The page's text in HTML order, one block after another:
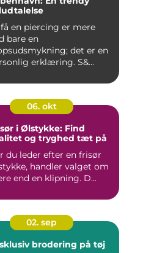
en piercing er mere
bare en
det er en
erklæring. S&...
06. okt
i Ølstykke: Find
og tryghed tæt på
du leder efter en frisør
handler valget om
end en klipning. D...
02. sep
brodering på tøj